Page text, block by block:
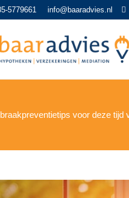
5779661 info@baaradvies.nl
voor deze tijd